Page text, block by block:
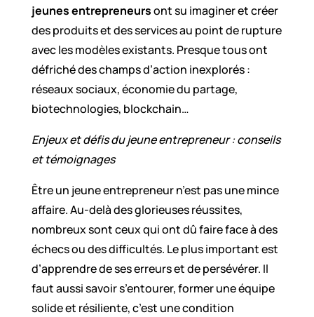
jeunes entrepreneursont su imaginer et créer
des produits et des services au point de rupture
avec les modèles existants. Presque tous ont
défriché des champs d’action inexplorés :
réseaux sociaux, économie du partage,
biotechnologies, blockchain…
Enjeux et défis du jeune entrepreneur : conseils
et témoignages
Être un jeune entrepreneur n’est pas une mince
affaire. Au-delà des glorieuses réussites,
nombreux sont ceux qui ont dû faire face à des
échecs ou des difficultés. Le plus important est
d’apprendre de ses erreurs et de persévérer. Il
faut aussi savoir s’entourer, former une équipe
solide et résiliente, c’est une condition